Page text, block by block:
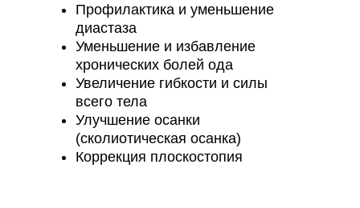
Профилактика и уменьшение
диастаза
Уменьшение и избавление
хронических болей ода
Увеличение гибкости и силы
всего тела
Улучшение осанки
(сколиотическая осанка)
Коррекция плоскостопия